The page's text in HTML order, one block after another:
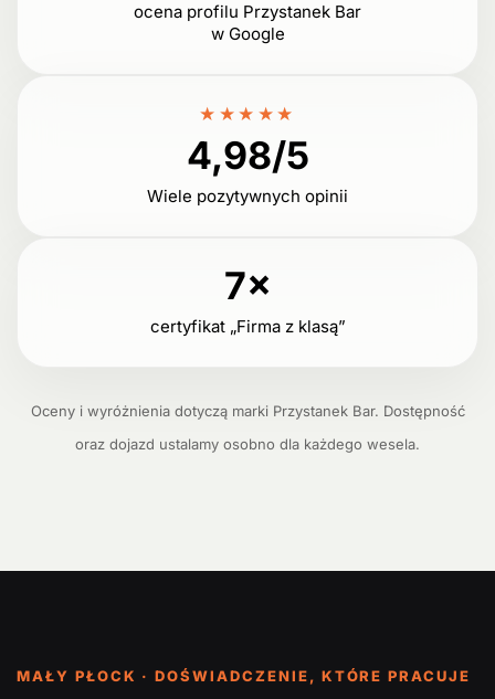
ocena profilu Przystanek Bar
w Google
★★★★★
4,98/5
Wiele pozytywnych opinii
7×
certyfikat „Firma z klasą”
Oceny i wyróżnienia dotyczą marki Przystanek Bar. Dostępność
oraz dojazd ustalamy osobno dla każdego wesela.
MAŁY PŁOCK · DOŚWIADCZENIE, KTÓRE PRACUJE